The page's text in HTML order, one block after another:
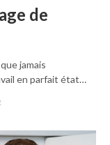
de
jamais
en parfait état…